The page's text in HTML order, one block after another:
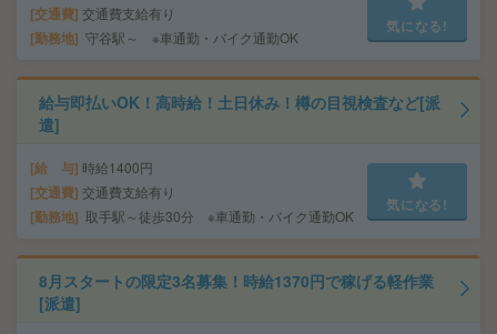
交通費 交通費支給有り
勤務地 守谷駅～ ※車通勤・バイク通勤OK
気になる!
給与即払いOK！高時給！土日休み！樽の目視検査など[派
遣]
給 与 時給1400円
交通費 交通費支給有り
勤務地 取手駅～徒歩30分 ※車通勤・バイク通勤OK
気になる!
8月スタートの限定3名募集！時給1370円で稼げる軽作業
[派遣]